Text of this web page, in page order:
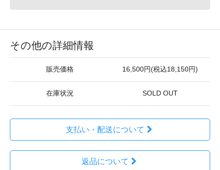
その他の詳細情報
販売価格 16,500円(税込18,150円)
在庫状況 SOLD OUT
支払い・配送について
返品について